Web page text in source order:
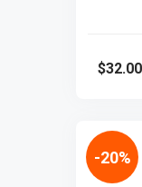
$32.00
-20%